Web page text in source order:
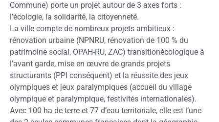
Commune) porte un projet autour de 3 axes forts :
l’écologie, la solidarité, la citoyenneté.
La ville compte de nombreux projets ambitieux :
rénovation urbaine (NPNRU, rénovation de 100 % du
patrimoine social, OPAH-RU, ZAC) transitionécologique à
l’avant garde, mise en œuvre de grands projets
structurants (PPI conséquent) et la réussite des jeux
olympiques et jeux paralympiques (accueil du village
olympique et paralympique, festivités internationales).
Avec 100 ha de terre et 77 d’eau territoriale, elle est l’une